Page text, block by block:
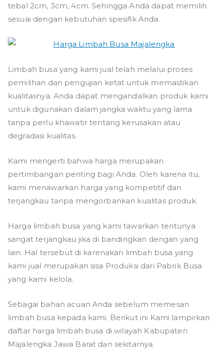
tebal 2cm, 3cm, 4cm. Sehingga Anda dapat memilih
sesuai dengan kebutuhan spesifik Anda.
Limbah busa yang kami jual telah melalui proses
pemilihan dan pengujian ketat untuk memastikan
kualitasnya. Anda dapat mengandalkan produk kami
untuk digunakan dalam jangka waktu yang lama
tanpa perlu khawatir tentang kerusakan atau
degradasi kualitas.
Kami mengerti bahwa harga merupakan
pertimbangan penting bagi Anda. Oleh karena itu,
kami menawarkan harga yang kompetitif dan
terjangkau tanpa mengorbankan kualitas produk.
Harga limbah busa yang kami tawarkan tentunya
sangat terjangkau jika di bandingkan dengan yang
lain. Hal tersebut di karenakan limbah busa yang
kami jual merupakan sisa Produksi dari Pabrik Busa
yang kami kelola.
Sebagai bahan acuan Anda sebelum memesan
limbah busa kepada kami. Berikut ini Kami lampirkan
daftar harga limbah busa di wilayah Kabupaten
Majalengka Jawa Barat dan sekitarnya.